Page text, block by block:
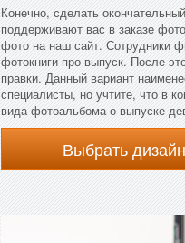
Конечно, сделать
поддерживают вас в заказе
фото на наш сайт. Сотрудники
фотокниги про выпуск. После
правки. Данный вариант
специалисты, но учтите, что в
вида фотоальбома о выпуске
Выбрать дизайн